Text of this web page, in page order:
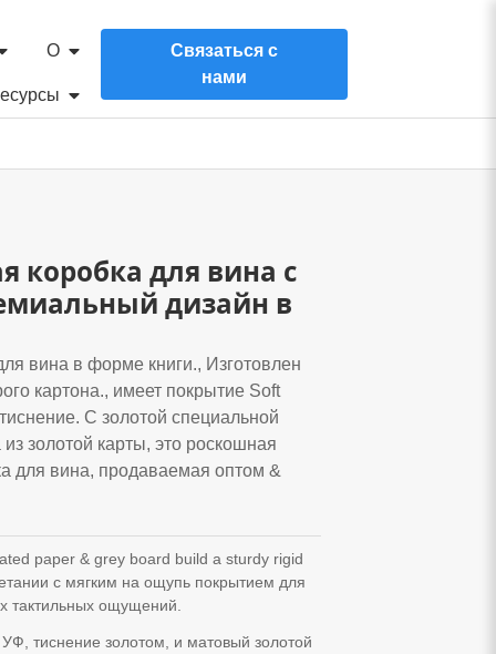
О
Связаться с
нами
коробка для вина с
дизайн в
вина в форме книги., Изготовлен
картона., имеет покрытие Soft
С золотой специальной
золотой карты, это роскошная
для вина, продаваемая оптом &
paper & grey board build a sturdy rigid
с мягким на ощупь покрытием для
тактильных ощущений.
тиснение золотом, и матовый золотой